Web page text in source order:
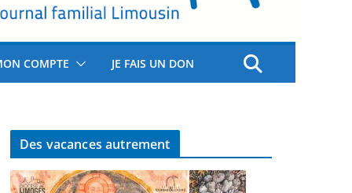
COMPTE JE FAIS UN DON
Des vacances autrement